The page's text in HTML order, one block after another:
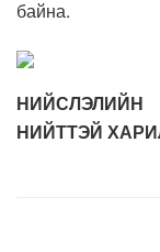
байна.
НИЙТТЭЙ